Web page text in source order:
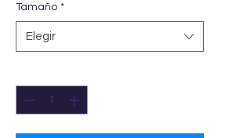
Tamaño *
Elegir